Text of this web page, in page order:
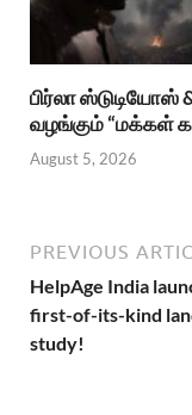
பிர்லா
வழங்கும் “மக்கள்
August 5, 2026
PREVIOUS
HelpAge India
first-of-its-kind
study!